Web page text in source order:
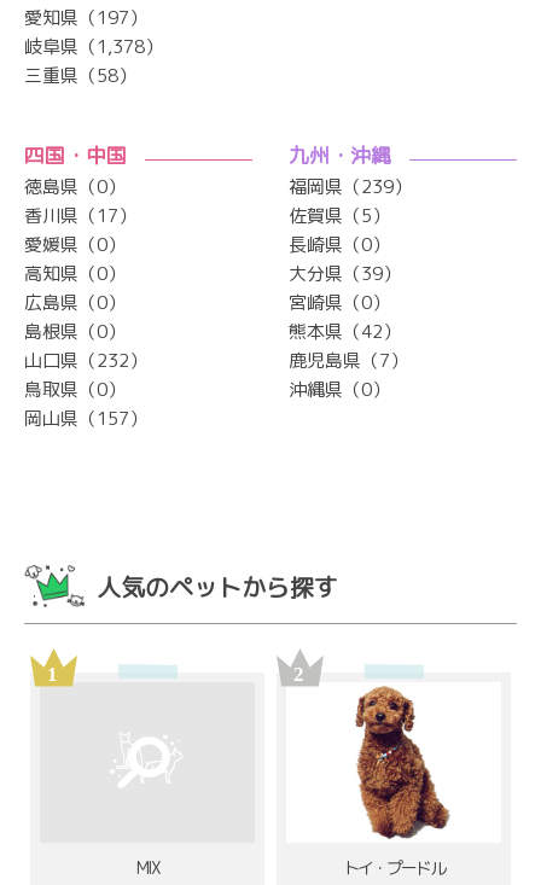
愛知県（197）
岐阜県（1,378）
三重県（58）
四国・中国
徳島県（0）
香川県（17）
愛媛県（0）
高知県（0）
広島県（0）
島根県（0）
山口県（232）
鳥取県（0）
岡山県（157）
九州・沖縄
福岡県（239）
佐賀県（5）
長崎県（0）
大分県（39）
宮崎県（0）
熊本県（42）
鹿児島県（7）
沖縄県（0）
人気のペットから探す
MIX トイ・プードル